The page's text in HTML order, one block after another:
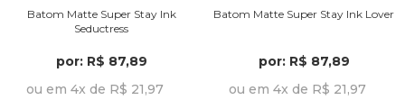
Batom Matte Super Stay Ink
Seductress
por: R$ 87,89
ou em 4x de R$ 21,97
Batom Matte Super Stay Ink Lover
por: R$ 87,89
ou em 4x de R$ 21,97